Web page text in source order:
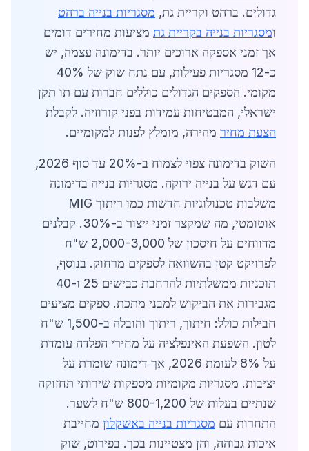
גדולים. ברהט וקריית גת, מסגריות בנייה ברהט
ומסגריות בנייה בקריית גת מציעות מחירים דומים
אך זמני אספקה ארוכים יותר. בדימונה עצמה, יש
כ-12 מסגריות פעילות, עם נתח שוק של 40%
מקומי. הספקים הגדולים כוללים חברות עם תו תקן
ישראלי, המבטיחות עמידות בפני קורוזיה. לקבלת
הצעת מחיר מהירה, מומלץ לפנות למקומיים.
השוק בדימונה צפוי לצמוח ב-20% עד סוף 2026,
עם דגש על בנייה ירוקה. מסגריות בנייה בדימונה
משלבות טכנולוגיות חדשות כמו ריתוך MIG
אוטומטי, מה שמקצר זמני ייצור ב-30%. קבלנים
מדווחים על חיסכון של 2,000-3,000 ש"ח
לפרויקט קטן בהשוואה לספקים מרחוק. בנוסף,
תוכניות ממשלתיות להרחבת כבישים 25 ו-40
מגבירות את הביקוש למבני מתכת. ספקים מציעים
חבילות כולל: חיתוך, ריתוך והובלה ב-1,500 ש"ח
לטון. השפעת האינפלציה על מחירי הפלדה עומדת
על 8% לעומת 2026, אך דימונה שומרת על
יציבות. מסגריות מקומיות מספקות שירותי תחזוקה
שנתיים בעלות של 800-1,200 ש"ח לשער.
התחרות עם מסגריות בנייה באשקלון מחייבת
איכות גבוהה, והן מצטיינות בכך. בפירוט, שוק